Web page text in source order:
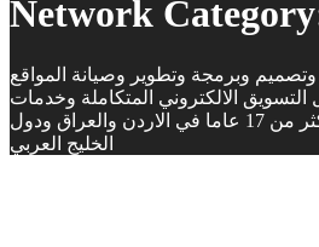
Network
وبرمجة وتطوير وصيانة المواقع
التسويق الالكتروني المتكاملة وخدمات
البرمجة والتصميم منذ اكثر من 17 عاما في الاردن والعراق ودول
الخليج العربي